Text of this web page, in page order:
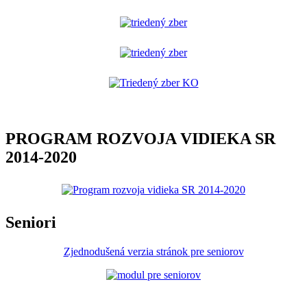
PROGRAM ROZVOJA VIDIEKA SR
2014-2020
Seniori
Zjednodušená verzia stránok pre seniorov